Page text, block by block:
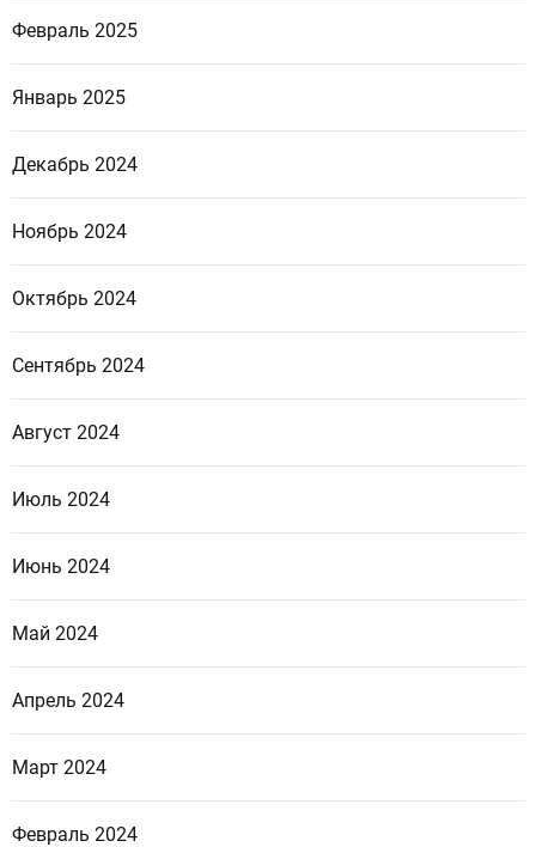
Февраль 2025
Январь 2025
Декабрь 2024
Ноябрь 2024
Октябрь 2024
Сентябрь 2024
Август 2024
Июль 2024
Июнь 2024
Май 2024
Апрель 2024
Март 2024
Февраль 2024